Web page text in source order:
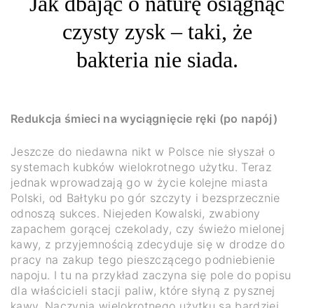
czysty zysk – taki, że
bakteria nie siada.
Redukcja śmieci na wyciągnięcie ręki (po napój)
Jeszcze do niedawna nikt w Polsce nie słyszał o
systemach kubków wielokrotnego użytku. Teraz
jednak wprowadzają go w życie kolejne miasta
Polski, od Bałtyku po gór szczyty i bezsprzecznie
odnoszą sukces. Niejeden Kowalski, zwabiony
zapachem gorącej czekolady, czy świeżo mielonej
kawy, z przyjemnością zdecyduje się w drodze do
pracy na zakup tego pieszczącego podniebienie
napoju. I tu na przykład zaczyna się pole do popisu
dla właścicieli stacji paliw, które słyną z pysznej